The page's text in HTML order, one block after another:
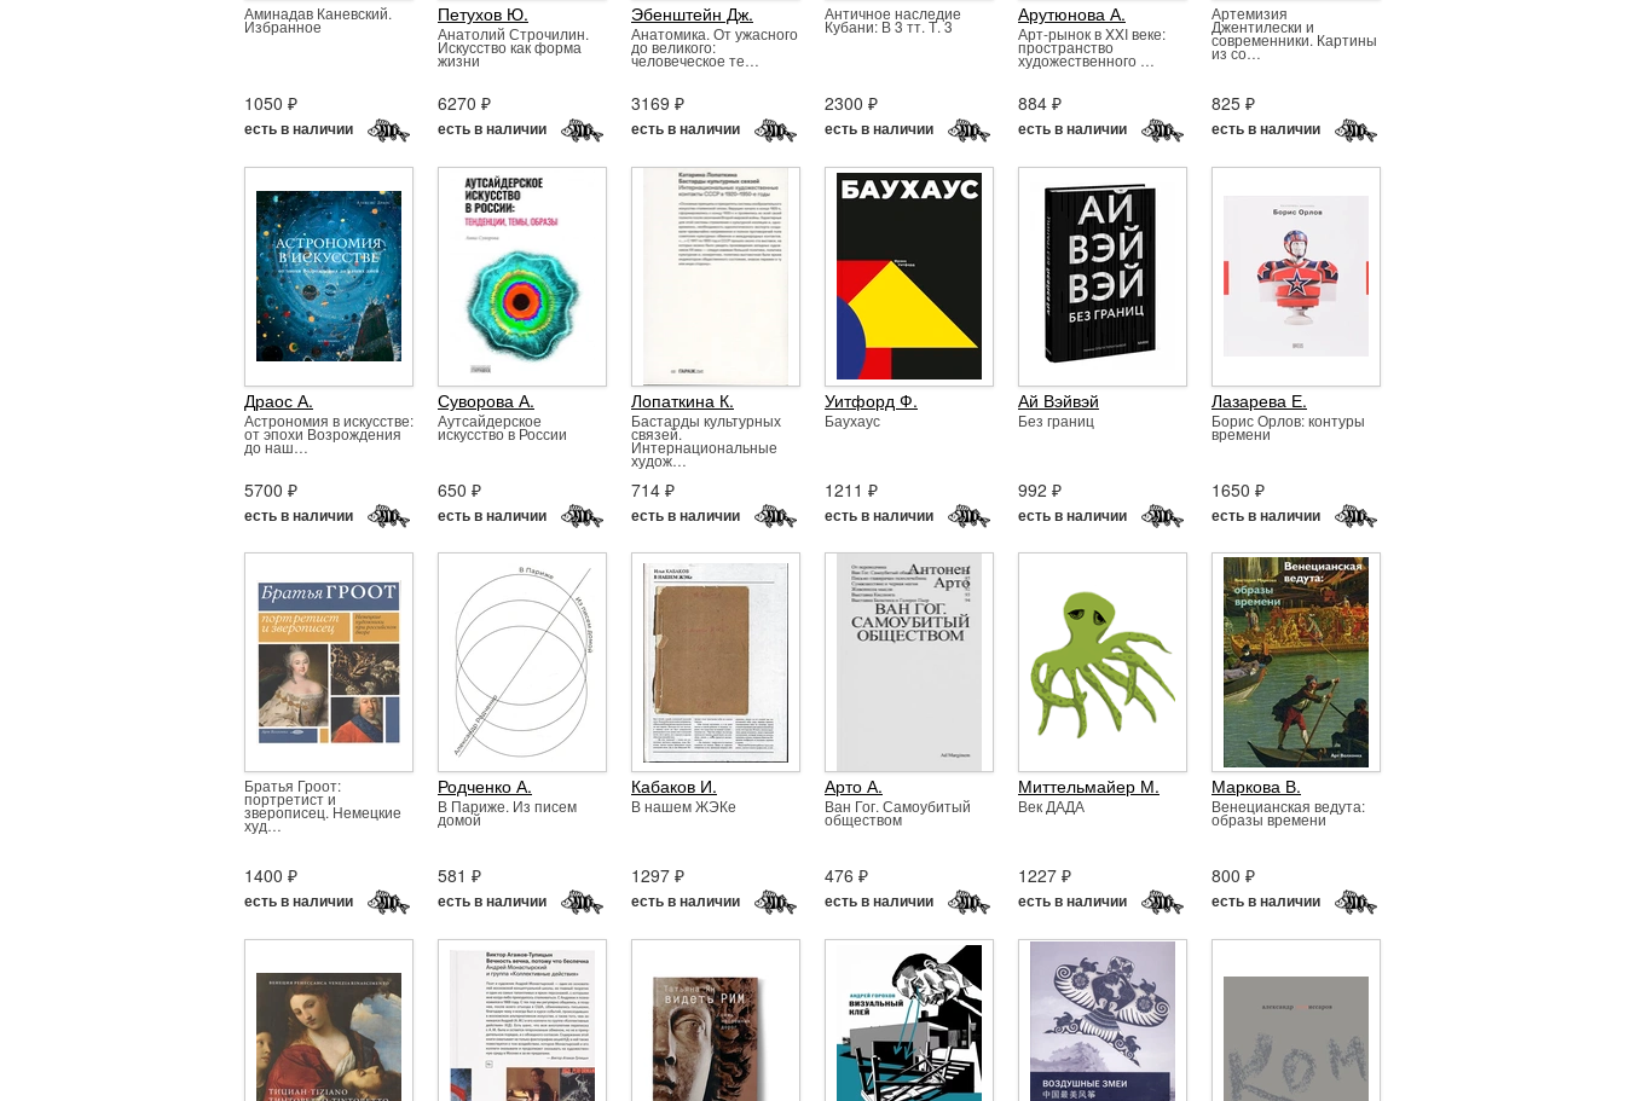
Аминадав Каневский.
Избранное
1050 ₽
есть в наличии
Петухов Ю.
Анатолий Строчилин.
Искусство как форма
жизни
6270 ₽
есть в наличии
Эбенштейн Дж.
Анатомика. От ужасного
до великого:
человеческое те…
3169 ₽
есть в наличии
Античное наследие
Кубани: В 3 тт. Т. 3
2300 ₽
есть в наличии
Арутюнова А.
Арт-рынок в XXI веке:
пространство
художественного …
884 ₽
есть в наличии
Артемизия
Джентилески и
современники. Картины
из со…
825 ₽
есть в наличии
Драос А.
Астрономия в искусстве:
от эпохи Возрождения
до наш…
5700 ₽
есть в наличии
Суворова А.
Аутсайдерское
искусство в России
650 ₽
есть в наличии
Лопаткина К.
Бастарды культурных
связей.
Интернациональные
худож…
714 ₽
есть в наличии
Уитфорд Ф.
Баухаус
1211 ₽
есть в наличии
Ай Вэйвэй
Без границ
992 ₽
есть в наличии
Лазарева Е.
Борис Орлов: контуры
времени
1650 ₽
есть в наличии
Братья Гроот:
портретист и
зверописец. Немецкие
худ…
1400 ₽
есть в наличии
Родченко А.
В Париже. Из писем
домой
581 ₽
есть в наличии
Кабаков И.
В нашем ЖЭКе
1297 ₽
есть в наличии
Арто А.
Ван Гог. Самоубитый
обществом
476 ₽
есть в наличии
Миттельмайер М.
Век ДАДА
1227 ₽
есть в наличии
Маркова В.
Венецианская ведута:
образы времени
800 ₽
есть в наличии